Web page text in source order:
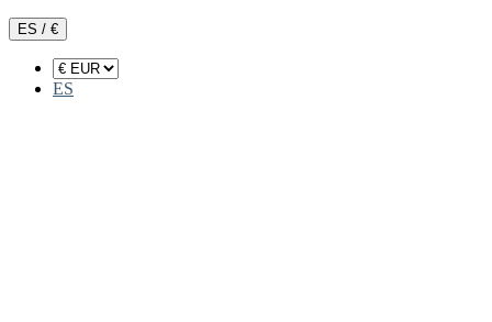
ES / €
ES